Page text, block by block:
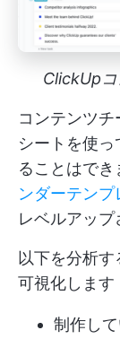
ClickUpコ
コンテンツ
シートを使
ることはでき
ンダーテンプ
レベルアップ
以下を分析
可視化します
制作し